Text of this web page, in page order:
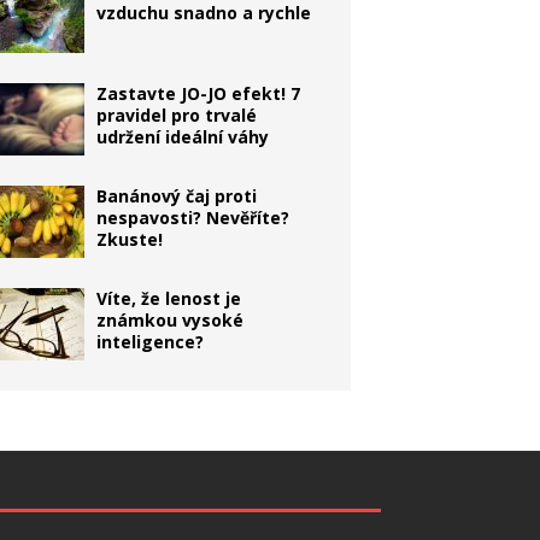
vzduchu snadno a rychle
Zastavte JO-JO efekt! 7
pravidel pro trvalé
udržení ideální váhy
Banánový čaj proti
nespavosti? Nevěříte?
Zkuste!
Víte, že lenost je
známkou vysoké
inteligence?